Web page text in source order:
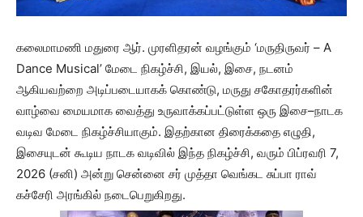
கலைமாமணி மதுரை ஆர். முரளிதரன் வழங்கும் ‘மருதிருவர் – A
Dance Musical’ மேடை நிகழ்ச்சி, இயல், இசை, நடனம்
ஆகியவற்றை அடிப்படையாகக் கொண்டு, மருது சகோதரர்களின்
வாழ்வை மையமாக வைத்து உருவாக்கப்பட்டுள்ள ஒரு இசை–நாடக
வடிவ மேடை நிகழ்ச்சியாகும். இதற்கான திரைக்கதை எழுதி,
இசையுடன் கூடிய நாடக வடிவில் இந்த நிகழ்ச்சி, வரும் பிப்ரவரி 7,
2026 (சனி) அன்று சென்னை சர் முத்தா வெங்கட சுப்பா ராவ்
கச்சேரி அரங்கில் நடைபெறுகிறது.